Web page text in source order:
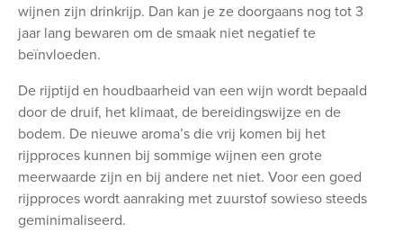
wijnen zijn drinkrijp. Dan kan je ze doorgaans nog tot 3
jaar lang bewaren om de smaak niet negatief te
beïnvloeden.
De rijptijd en houdbaarheid van een wijn wordt bepaald
door de druif, het klimaat, de bereidingswijze en de
bodem. De nieuwe aroma’s die vrij komen bij het
rijpproces kunnen bij sommige wijnen een grote
meerwaarde zijn en bij andere net niet. Voor een goed
rijpproces wordt aanraking met zuurstof sowieso steeds
geminimaliseerd.